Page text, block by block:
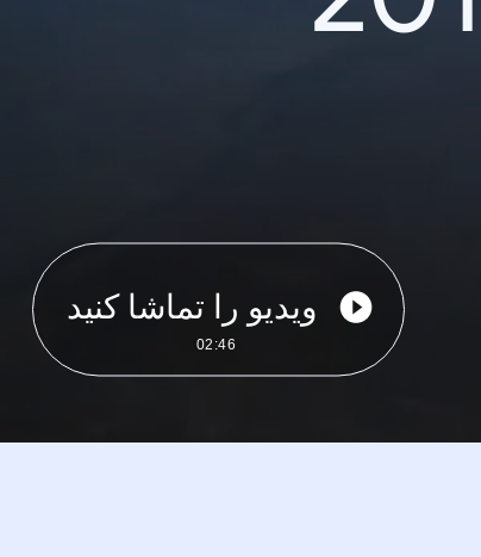
ویدیو را تماشا کنید
02:46